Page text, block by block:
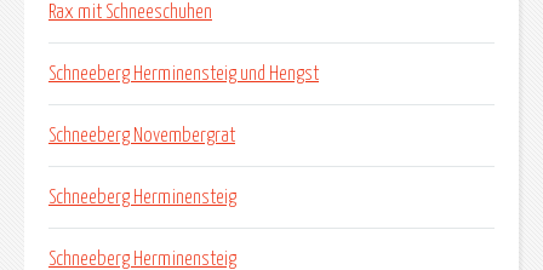
Rax mit Schneeschuhen
Schneeberg Herminensteig und Hengst
Schneeberg Novembergrat
Schneeberg Herminensteig
Schneeberg Herminensteig